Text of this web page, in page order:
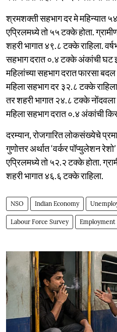
श्रमशक्ती सहभाग दर मे महिन्यात
एप्रिलमध्ये तो ५५ टक्के होता.
शहरी भागात ४९.८ टक्के राहिला.
सहभाग दरात ०.४ टक्के अंकांची घट
महिलांच्या सहभाग दरात फारसा
महिला सहभाग दर ३२.८ टक्के
तर शहरी भागात २४.८ टक्के
महिला सहभाग दरात ०.४ अंकांची
दरम्यान, रोजगारित लोकसंख्येचे
गुणोत्तर अर्थात ‘वर्कर पॉप्युलेशन
एप्रिलमध्ये तो ५२.२ टक्के होता.
शहरी भागात ४६.६ टक्के राहिला.
NSO Indian Economy
Labour Force Survey Employment